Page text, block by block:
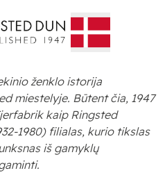
ženklo istorija
miestelyje. Būtent čia, 1947
kaip Ringsted
1980) filialas, kurio tikslas
iš gamyklų